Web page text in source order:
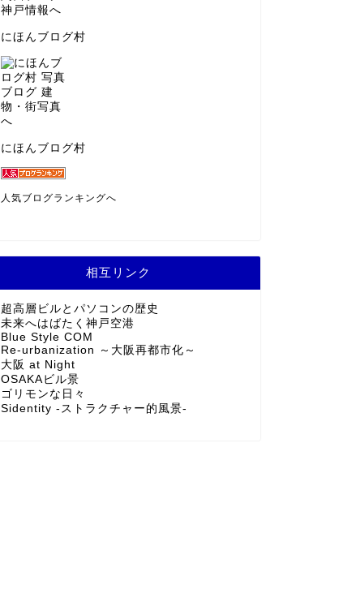
にほんブログ村
にほんブログ村
人気ブログランキングへ
相互リンク
超高層ビルとパソコンの歴史
未来へはばたく神戸空港
Blue Style COM
Re-urbanization ～大阪再都市化～
大阪 at Night
OSAKAビル景
ゴリモンな日々
Sidentity -ストラクチャー的風景-